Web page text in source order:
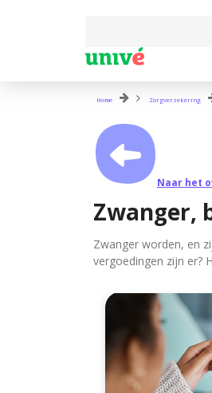
Home Zorgverzekering
Naar het
Zwanger,
Zwanger worden, en
vergoedingen zijn er?